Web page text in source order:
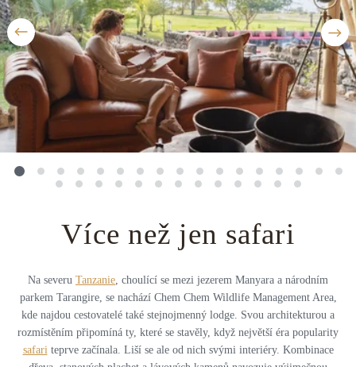
Více než jen safari
Na severu Tanzanie, choulící se mezi jezerem Manyara a národním
parkem Tarangire, se nachází Chem Chem Wildlife Management Area,
kde najdou cestovatelé také stejnojmenný lodge. Svou architekturou a
rozmístěním připomíná ty, které se stavěly, když největší éra popularity
safariteprve začínala. Liší se ale od nich svými interiéry. Kombinace
Všechny destinace
Private jet
Golfová dovolená
Dovolená na pláži
Prodloužený víkend
Safari
Všechny zážitky
Uganda
Island
Botswana
Všechny destinace